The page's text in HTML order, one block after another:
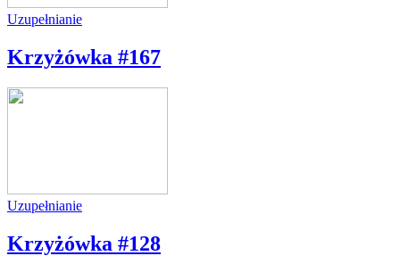
Uzupełnianie
Krzyżówka #167
Uzupełnianie
Krzyżówka #128